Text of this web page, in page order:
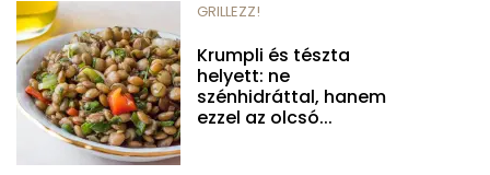
GRILLEZZ!
Krumpli és tészta
helyett: ne
szénhidráttal, hanem
ezzel az olcsó...